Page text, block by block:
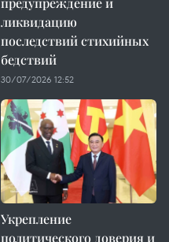
ликвидацию
последствий стихийных
бедствий
30/07/2026 12:52
Укрепление
политического доверия и